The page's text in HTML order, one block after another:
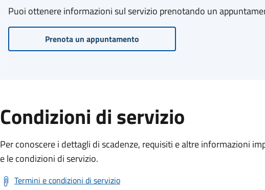
Puoi ottenere informazioni sul servizio prenotando un
Prenota un appuntamento
Condizioni di servizio
Per conoscere i dettagli di scadenze, requisiti e altre informazioni
e le condizioni di servizio.
Termini e condizioni di servizio